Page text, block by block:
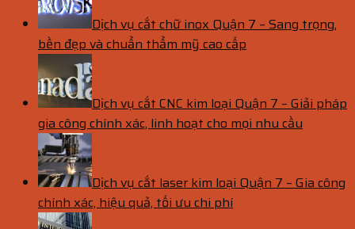
Dịch vụ cắt chữ inox Quận 7 – Sang trọng,
bền đẹp và chuẩn thẩm mỹ cao cấp
Dịch vụ cắt CNC kim loại Quận 7 – Giải pháp
gia công chính xác, linh hoạt cho mọi nhu cầu
Dịch vụ cắt laser kim loại Quận 7 – Gia công
chính xác, hiệu quả, tối ưu chi phí